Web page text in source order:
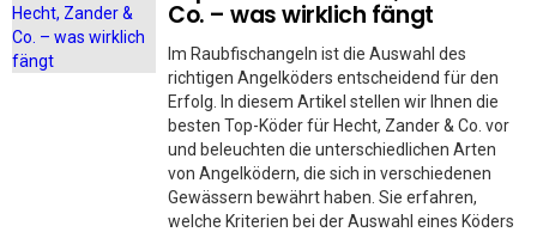
Co. – was wirklich fängt
Im Raubfischangeln ist die Auswahl des
richtigen Angelköders entscheidend für den
Erfolg. In diesem Artikel stellen wir Ihnen die
besten Top-Köder für Hecht, Zander & Co. vor
und beleuchten die unterschiedlichen Arten
von Angelködern, die sich in verschiedenen
Gewässern bewährt haben. Sie erfahren,
welche Kriterien bei der Auswahl eines Köders